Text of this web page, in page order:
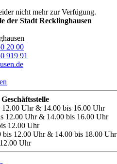
nicht mehr zur Verfügung.
der Stadt Recklinghausen
20 00
919 91
12.00 Uhr & 14.00 bis 16.00 Uhr
12.00 Uhr & 14.00 bis 16.00 Uhr
12.00 Uhr
bis 12.00 Uhr & 14.00 bis 18.00 Uhr
Uhr